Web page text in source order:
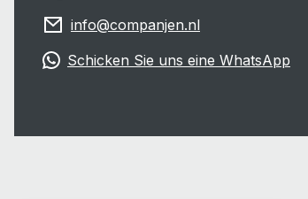
info@companjen.nl
Schicken Sie uns eine WhatsApp